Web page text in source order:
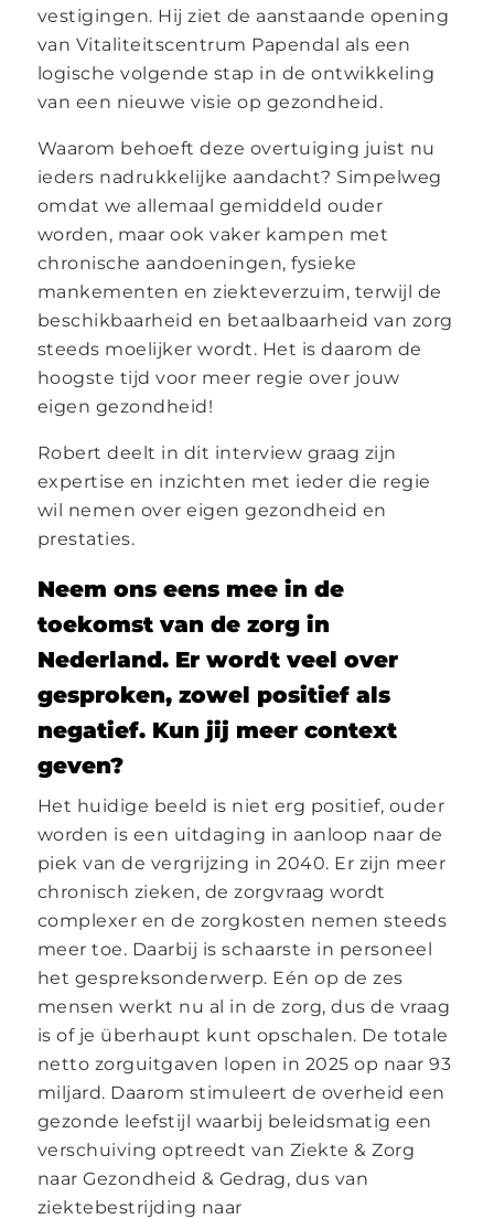
vestigingen. Hij ziet de aanstaande opening
van Vitaliteitscentrum Papendal als een
logische volgende stap in de ontwikkeling
van een nieuwe visie op gezondheid.
Waarom behoeft deze overtuiging juist nu
ieders nadrukkelijke aandacht? Simpelweg
omdat we allemaal gemiddeld ouder
worden, maar ook vaker kampen met
chronische aandoeningen, fysieke
mankementen en ziekteverzuim, terwijl de
beschikbaarheid en betaalbaarheid van zorg
steeds moelijker wordt. Het is daarom de
hoogste tijd voor meer regie over jouw
eigen gezondheid!
Robert deelt in dit interview graag zijn
expertise en inzichten met ieder die regie
wil nemen over eigen gezondheid en
prestaties.
Neem ons eens mee in de
toekomst van de zorg in
Nederland. Er wordt veel over
gesproken, zowel positief als
negatief. Kun jij meer context
geven?
Het huidige beeld is niet erg positief, ouder
worden is een uitdaging in aanloop naar de
piek van de vergrijzing in 2040. Er zijn meer
chronisch zieken, de zorgvraag wordt
complexer en de zorgkosten nemen steeds
meer toe. Daarbij is schaarste in personeel
het gespreksonderwerp. Eén op de zes
mensen werkt nu al in de zorg, dus de vraag
is of je überhaupt kunt opschalen. De totale
netto zorguitgaven lopen in 2025 op naar 93
miljard. Daarom stimuleert de overheid een
gezonde leefstijl waarbij beleidsmatig een
verschuiving optreedt van Ziekte & Zorg
naar Gezondheid & Gedrag, dus van
ziektebestrijding naar